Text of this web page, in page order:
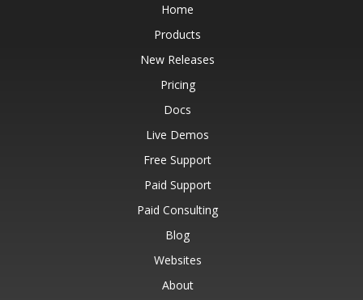
Home
Products
New Releases
Pricing
Docs
Live Demos
Free Support
Paid Support
Paid Consulting
Blog
Websites
About